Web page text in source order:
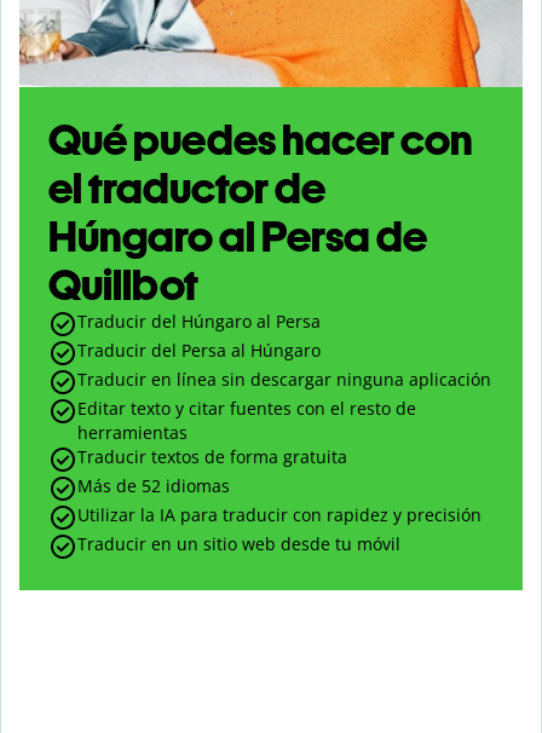
Qué puedes hacer con
el traductor de
Húngaro al Persa de
Quillbot
Traducir del Húngaro al Persa
Traducir del Persa al Húngaro
Traducir en línea sin descargar ninguna aplicación
Editar texto y citar fuentes con el resto de
herramientas
Traducir textos de forma gratuita
Más de 52 idiomas
Utilizar la IA para traducir con rapidez y precisión
Traducir en un sitio web desde tu móvil